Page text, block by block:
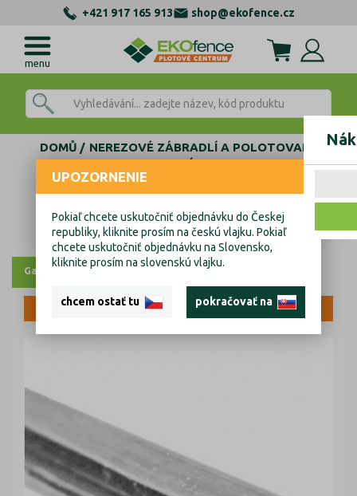
+421 917 165 913 shop@ekofence.cz
menu
DOMŮ
NEREZOVÉ ZÁBRADLÍ A POLOTOVARY
AL KOTEVNÍ PROFILY
ZÁSLEPKY, TĚSNĚNÍ, KOTVENÍ
KOTVENÍ SKLA KOMPONENTY
Tesnení skla Rubber F
Galerie Výkresy
VÝPRODEJ
UPOZORNENIE
Pokiaľ chcete uskutočniť objednávku do Českej
republiky, kliknite prosím na českú vlajku. Pokiaľ
chcete uskutočniť objednávku na Slovensko,
kliknite prosím na slovenskú vlajku.
chcem ostať tu pokračovať na